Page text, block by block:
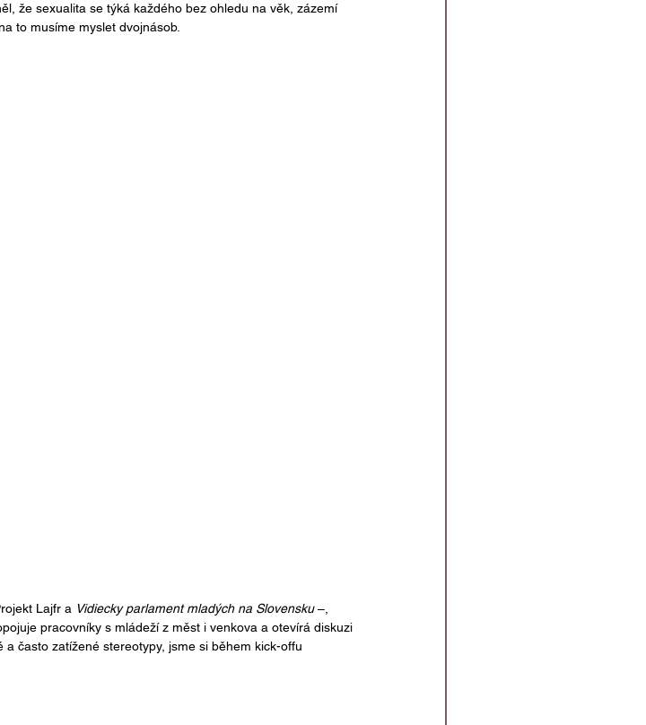
že sexualita se týká každého bez ohledu na věk, zázemí
to musíme myslet dvojnásob.
Lajfr a Vidiecky parlament mladých na Slovensku –,
pracovníky s mládeží z měst i venkova a otevírá diskuzi
často zatížené stereotypy, jsme si během kick-offu